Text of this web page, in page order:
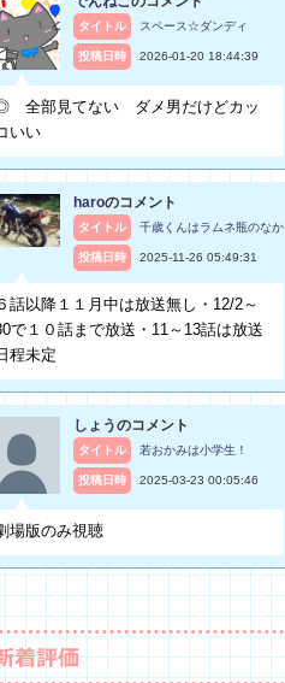
タイトル スペース☆ダンディ
投稿日時 2026-01-20 18:44:39
全部見てない ダメ男だけどカッ
いい
haroのコメント
タイトル 千歳くんはラムネ瓶のなか
投稿日時 2025-11-26 05:49:31
話以降１１月中は放送無し・12/2～
で１０話まで放送・11～13話は放送
程未定
しょうのコメント
タイトル 若おかみは小学生！
投稿日時 2025-03-23 00:05:46
場版のみ視聴